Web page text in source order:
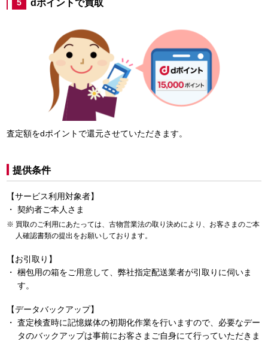
5 dポイントで買取
査定額をdポイントで還元させていただきます。
提供条件
【サービス利用対象者】
契約者ご本人さま
買取のご利用にあたっては、古物営業法の取り決めにより、お客さまのご本
人確認書類の提出をお願いしております。
【お引取り】
梱包用の箱をご用意して、弊社指定配送業者が引取りに伺いま
す。
【データバックアップ】
査定検査時に記憶媒体の初期化作業を行いますので、必要なデー
タのバックアップは事前にお客さまご自身にて行っていただきま